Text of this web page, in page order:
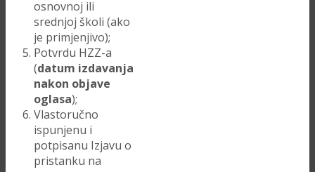
osnovnoj ili
srednjoj školi (ako
je primjenjivo);
Potvrdu HZZ-a
(datum izdavanja
nakon objave
oglasa);
Vlastoručno
ispunjenu i
potpisanu Izjavu o
pristanku na